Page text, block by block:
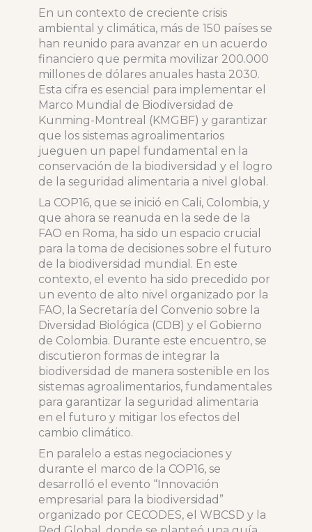
En un contexto de creciente crisis
ambiental y climática, más de 150 países se
han reunido para avanzar en un acuerdo
financiero que permita movilizar 200.000
millones de dólares anuales hasta 2030.
Esta cifra es esencial para implementar el
Marco Mundial de Biodiversidad de
Kunming-Montreal (KMGBF) y garantizar
que los sistemas agroalimentarios
jueguen un papel fundamental en la
conservación de la biodiversidad y el logro
de la seguridad alimentaria a nivel global.
La COP16, que se inició en Cali, Colombia, y
que ahora se reanuda en la sede de la
FAO en Roma, ha sido un espacio crucial
para la toma de decisiones sobre el futuro
de la biodiversidad mundial. En este
contexto, el evento ha sido precedido por
un evento de alto nivel organizado por la
FAO, la Secretaría del Convenio sobre la
Diversidad Biológica (CDB) y el Gobierno
de Colombia. Durante este encuentro, se
discutieron formas de integrar la
biodiversidad de manera sostenible en los
sistemas agroalimentarios, fundamentales
para garantizar la seguridad alimentaria
en el futuro y mitigar los efectos del
cambio climático.
En paralelo a estas negociaciones y
durante el marco de la COP16, se
desarrolló el evento “Innovación
empresarial para la biodiversidad”
organizado por CECODES, el WBCSD y la